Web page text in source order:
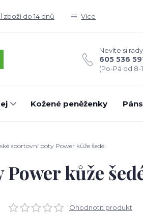
zboží do 14 dnů Více
Nevíte si
605 536
(Po-Pá od 8-
Kožené peněženky
sportovní boty Power kůže šedé
kůže
Ohodnotit produkt